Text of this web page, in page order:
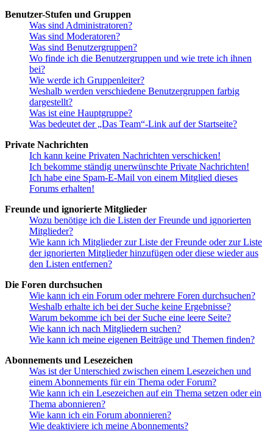
Benutzer-Stufen und Gruppen
Was sind Administratoren?
Was sind Moderatoren?
Was sind Benutzergruppen?
Wo finde ich die Benutzergruppen und wie trete ich ihnen
bei?
Wie werde ich Gruppenleiter?
Weshalb werden verschiedene Benutzergruppen farbig
dargestellt?
Was ist eine Hauptgruppe?
Was bedeutet der „Das Team“-Link auf der Startseite?
Private Nachrichten
Ich kann keine Privaten Nachrichten verschicken!
Ich bekomme ständig unerwünschte Private Nachrichten!
Ich habe eine Spam-E-Mail von einem Mitglied dieses
Forums erhalten!
Freunde und ignorierte Mitglieder
Wozu benötige ich die Listen der Freunde und ignorierten
Mitglieder?
Wie kann ich Mitglieder zur Liste der Freunde oder zur Liste
der ignorierten Mitglieder hinzufügen oder diese wieder aus
den Listen entfernen?
Die Foren durchsuchen
Wie kann ich ein Forum oder mehrere Foren durchsuchen?
Weshalb erhalte ich bei der Suche keine Ergebnisse?
Warum bekomme ich bei der Suche eine leere Seite?
Wie kann ich nach Mitgliedern suchen?
Wie kann ich meine eigenen Beiträge und Themen finden?
Abonnements und Lesezeichen
Was ist der Unterschied zwischen einem Lesezeichen und
einem Abonnements für ein Thema oder Forum?
Wie kann ich ein Lesezeichen auf ein Thema setzen oder ein
Thema abonnieren?
Wie kann ich ein Forum abonnieren?
Wie deaktiviere ich meine Abonnements?